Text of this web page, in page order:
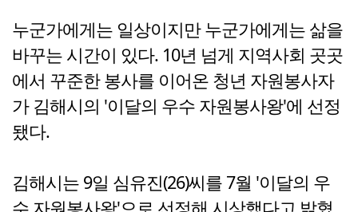
누군가에게는 일상이지만 누군가에게는 삶을
바꾸는 시간이 있다. 10년 넘게 지역사회 곳곳
에서 꾸준한 봉사를 이어온 청년 자원봉사자
가 김해시의 '이달의 우수 자원봉사왕'에 선정
됐다.
김해시는 9일 심유진(26)씨를 7월 '이달의 우